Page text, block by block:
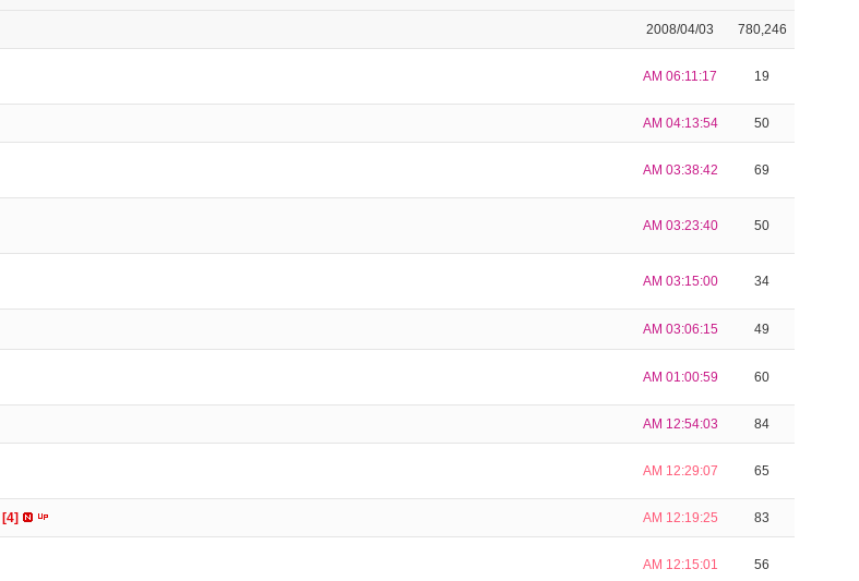
2008/04/03 780,246
AM 06:11:17 19
AM 04:13:54 50
AM 03:38:42 69
AM 03:23:40 50
AM 03:15:00 34
AM 03:06:15 49
AM 01:00:59 60
AM 12:54:03 84
AM 12:29:07 65
[4] AM 12:19:25 83
AM 12:15:01 56